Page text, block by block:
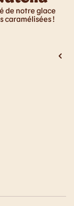
de notre glace
caramélisées !